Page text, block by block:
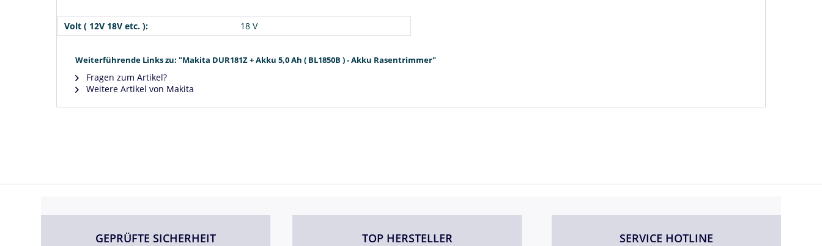
Volt ( 12V 18V etc. ): 18 V
Weiterführende Links zu: "Makita DUR181Z + Akku 5,0 Ah ( BL1850B ) - Akku Rasentrimmer"
Fragen zum Artikel?
Weitere Artikel von Makita
GEPRÜFTE SICHERHEIT TOP HERSTELLER
SERVICE HOTLINE